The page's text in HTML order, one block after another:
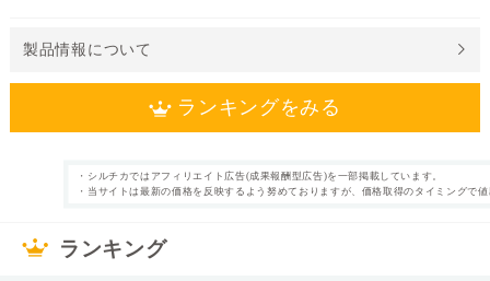
製品情報について
ランキングをみる
1日使い捨て タイプ
近視 乱視用(トー
枚数 30枚
・シルチカではアフィリエイト広告(成果報酬型広告)を一部掲載しています。
・当サイトは最新の価格を反映するよう努めておりますが、価格取得のタイミングで
ランキング
ん